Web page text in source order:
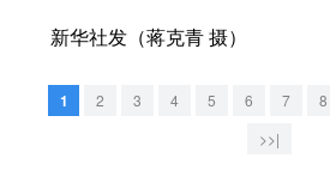
地方频道
新华社发（蒋克青 摄）
1 2 3 4 5 6 7 8
>>|